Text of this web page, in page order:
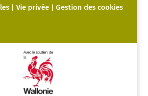
|Vie privée |Gestion des cookies